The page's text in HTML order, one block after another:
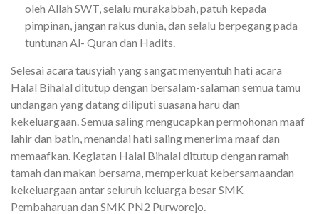
oleh Allah SWT, selalu murakabbah, patuh kepada
pimpinan, jangan rakus dunia, dan selalu berpegang pada
tuntunan Al- Quran dan Hadits.
Selesai acara tausyiah yang sangat menyentuh hati acara
Halal Bihalal ditutup dengan bersalam-salaman semua tamu
undangan yang datang diliputi suasana haru dan
kekeluargaan. Semua saling mengucapkan permohonan maaf
lahir dan batin, menandai hati saling menerima maaf dan
memaafkan. Kegiatan Halal Bihalal ditutup dengan ramah
tamah dan makan bersama, memperkuat kebersamaandan
kekeluargaan antar seluruh keluarga besar SMK
Pembaharuan dan SMK PN2 Purworejo.